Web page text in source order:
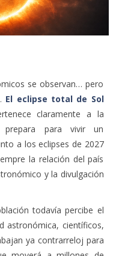
prepara para vivir un
a los eclipses de 2027
la relación del país
y la divulgación
todavía percibe el
científicos,
moverá a millones de
y convertirá
epicentro astronómico